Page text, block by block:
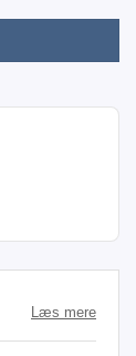
Læs mere